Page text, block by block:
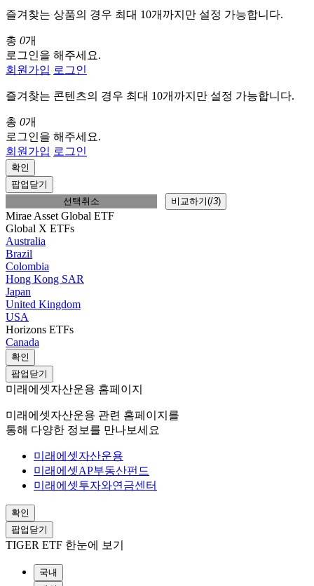
즐겨찾는 상품의 경우 최대 10개까지만 설정 가능합니다.
총 0개
로그인을 해주세요.
회원가입 로그인
즐겨찾는 콘텐츠의 경우 최대 10개까지만 설정 가능합니다.
총 0개
로그인을 해주세요.
회원가입 로그인
확인
팝업닫기
선택취소
비교하기(/3)
Mirae Asset Global ETF
Global X ETFs
Australia
Brazil
Colombia
Hong Kong SAR
Japan
United Kingdom
USA
Horizons ETFs
Canada
확인
팝업닫기
미래에셋자산운용 홈페이지
미래에셋자산운용 관련 홈페이지를
통해 다양한 정보를 만나보세요
미래에셋자산운용
미래에셋AP부동산펀드
미래에셋투자와연금센터
확인
팝업닫기
TIGER ETF 한눈에 보기
국내